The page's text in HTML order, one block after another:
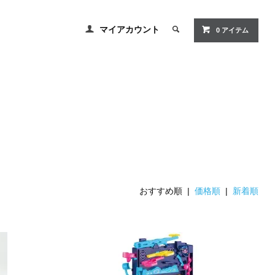
マイアカウント 0 アイテム
おすすめ順 |価格順 | 新着順